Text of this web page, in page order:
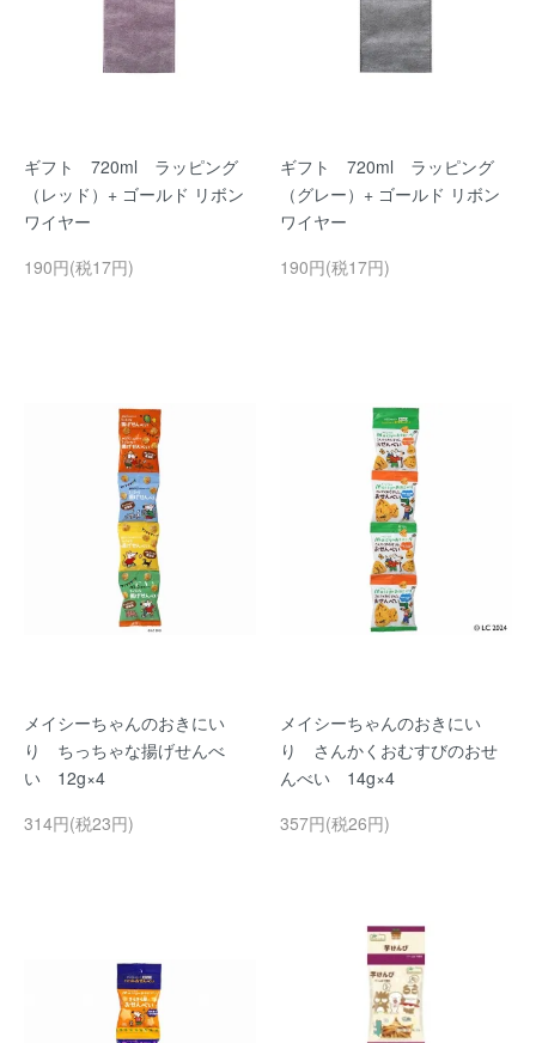
ギフト 720ml ラッピング
（レッド）+ ゴールド リボン
ワイヤー
190円(税17円)
ギフト 720ml ラッピング
（グレー）+ ゴールド リボン
ワイヤー
190円(税17円)
メイシーちゃんのおきにい
り ちっちゃな揚げせんべ
い 12g×4
314円(税23円)
メイシーちゃんのおきにい
り さんかくおむすびのおせ
んべい 14g×4
357円(税26円)